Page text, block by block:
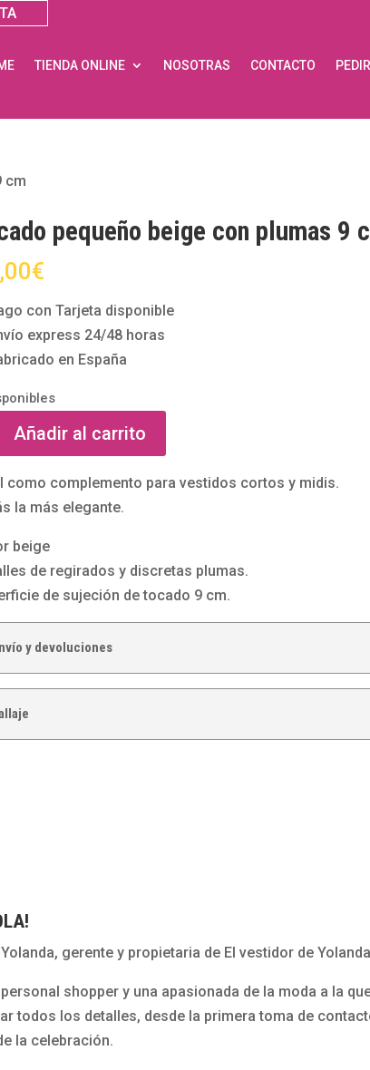
TIENDA ONLINE NOSOTRAS CONTACTO
cm
pequeño beige con plumas 9
€
con Tarjeta disponible
express 24/48 horas
en España
Añadir al carrito
como complemento para vestidos cortos y midis.
la más elegante.
beige
de regirados y discretas plumas.
de sujeción de tocado 9 cm.
y devoluciones
gerente y propietaria de El vestidor de
shopper y una apasionada de la moda a la
todos los detalles, desde la primera toma de
la celebración.